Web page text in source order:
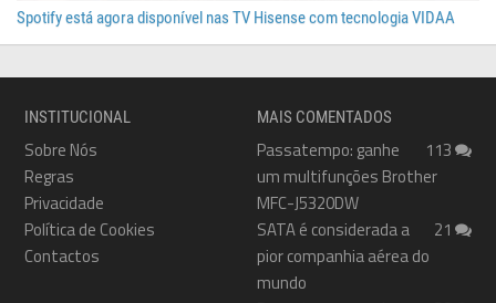
Spotify está agora disponível nas TV Hisense com tecnologia VIDAA
INSTITUCIONAL
Sobre Nós
Regras
Privacidade
Política de Cookies
Contactos
MAIS COMENTADOS
113
Passatempo: ganhe
um multifunções Brother
MFC-J5320DW
21
SATA é considerada a
pior companhia aérea do
mundo